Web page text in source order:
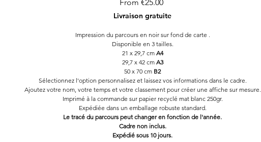
From €25.00
Price
Livraison gratuite
Impression du parcours en noir sur fond de carte .
Disponible en 3 tailles.
21 x 29,7 cm A4
29,7 x 42 cm A3
50 x 70 cm B2
Sélectionnez l'option personnalisez et laissez vos informations dans le cadre.
Ajoutez votre nom, votre temps et votre classement pour créer une affiche sur mesure.
Imprimé à la commande sur papier recyclé mat blanc 250gr.
Expédiée dans un emballage robuste standard.
Le tracé du parcours peut changer en fonction de l'année.
Cadre non inclus.
Expédié sous 10 jours.